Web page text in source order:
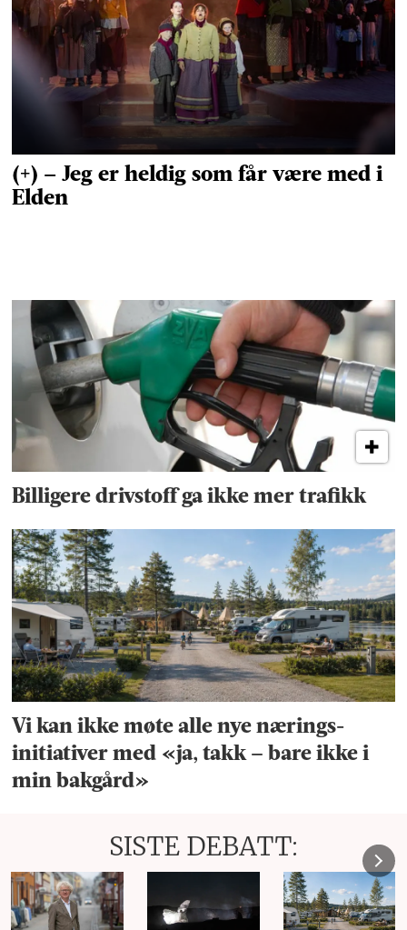
Billigere drivstoff ga ikke mer trafikk
Vi kan ikke møte alle nye nærings­
initiativer med «ja, takk – bare ikke i
min bakgård»
SISTE DEBATT: